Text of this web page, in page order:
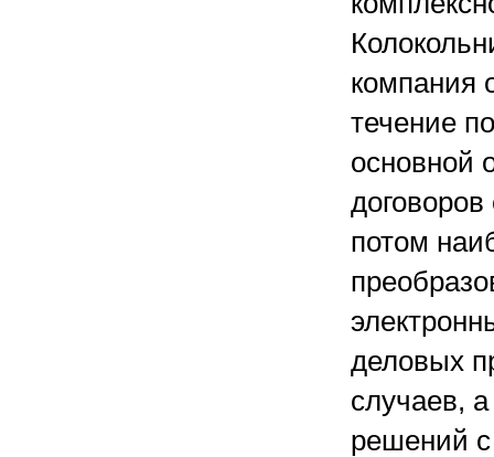
компания
течение
основной
потом
деловых
случаев,
решений